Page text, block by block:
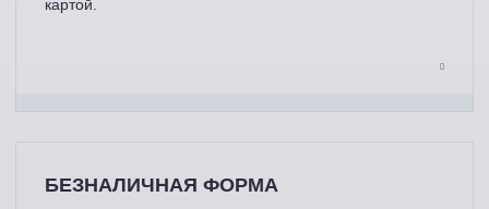
картой.
БЕЗНАЛИЧНАЯ ФОРМА